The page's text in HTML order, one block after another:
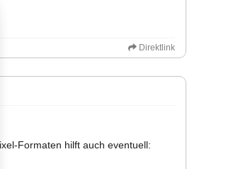
Direktlink
Formaten hilft auch eventuell: